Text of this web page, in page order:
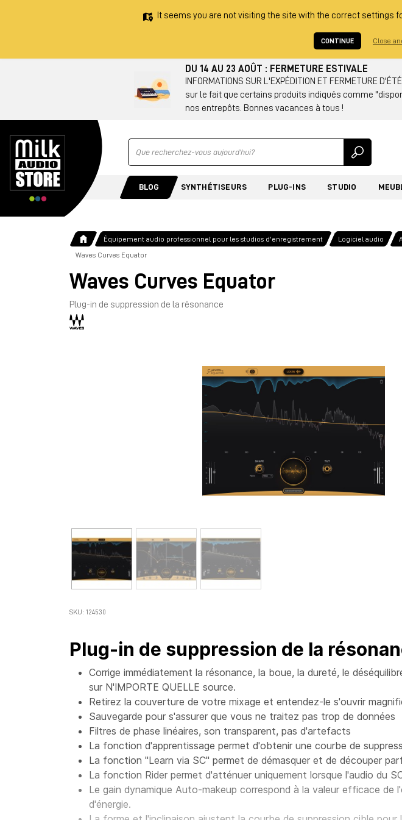
It seems you are not visiting the site with the correct settings
CONTINUE Close
DU 14 AU 23 AOÛT : FERMETURE ESTIVALE
INFORMATIONS SUR L'EXPÉDITION ET FERMETURE
sur le fait que certains produits indiqués comme
nos entrepôts. Bonnes vacances à tous !
Ricerca
BLOG SYNTHÉTISEURS PLUG-INS STUDIO
Équipement audio professionnel pour les studios d'enregistrement Logiciel audio
Waves Curves Equator
Waves Curves Equator
Plug-in de suppression de la résonance
SKU: 124530
Plug-in de suppression de la
Corrige immédiatement la résonance, la boue, la dureté, le
sur N'IMPORTE QUELLE source.
Retirez la couverture de votre mixage et entendez-le s'ouvrir
Sauvegarde pour s'assurer que vous ne traitez pas trop de données
Filtres de phase linéaires, son transparent, pas d'artefacts
La fonction d'apprentissage permet d'obtenir une courbe de
La fonction "Learn via SC" permet de démasquer et de découper
La fonction Rider permet d'atténuer uniquement lorsque l'audio du
Le gain dynamique Auto-makeup correspond à la valeur efficace de
d'énergie.